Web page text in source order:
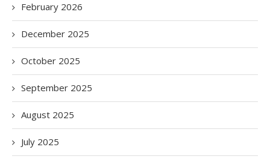
February 2026
December 2025
October 2025
September 2025
August 2025
July 2025